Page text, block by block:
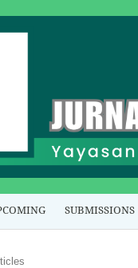
SUBMISSIONS